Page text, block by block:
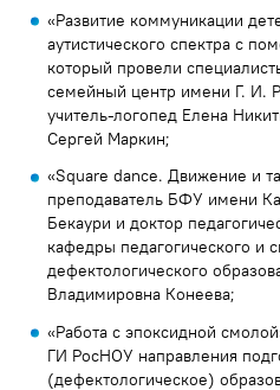
«Развитие коммуникации
аутистического спектра с
который провели
семейный центр имени Г. И.
учитель-логопед Елена
Сергей Маркин;
«Square dance. Движение и
преподаватель БФУ имени
Бекаури и доктор
кафедры педагогического и
дефектологического
Владимировна Конеева;
«Работа с эпоксидной
ГИ РосНОУ направления
(дефектологическое)